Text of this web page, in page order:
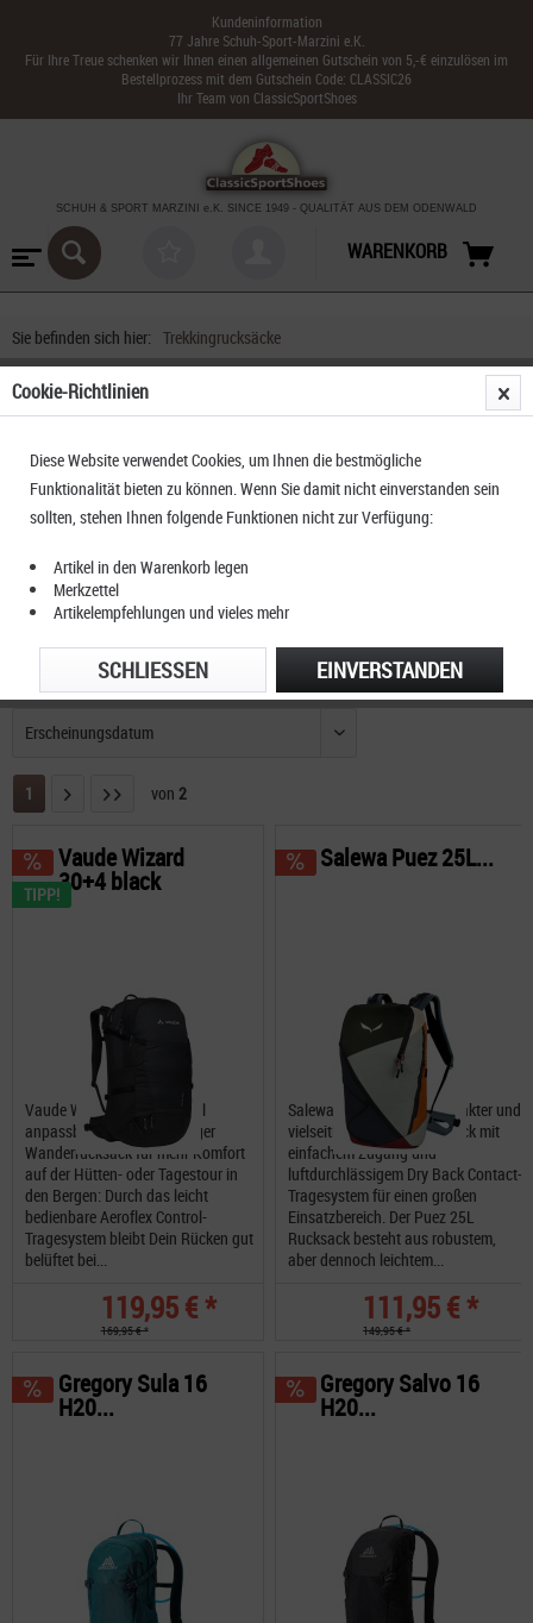
Kundeninformation
77 Jahre Schuh-Sport-Marzini e.K.
Für Ihre Treue schenken wir Ihnen einen allgemeinen Gutschein von 5,-€ einzulösen im
Bestellprozess mit dem Gutschein Code: CLASSIC26
Ihr Team von ClassicSportShoes
SCHUH & SPORT MARZINI e.K. SINCE 1949 - QUALITÄT AUS DEM ODENWALD
WARENKORB
Sie befinden sich hier: Trekkingrucksäcke
FILTERN
1 von 2
TIPP!
Vaude Wizard 30+4 Optimal
anpassbarer, sehr geräumiger
Wanderrucksack für mehr Komfort
auf der Hütten- oder Tagestour in
den Bergen: Durch das leicht
bedienbare Aeroflex Control-
Tragesystem bleibt Dein Rücken gut
belüftet bei...
119,95 € *
169,95 € *
Vaude Wizard
30+4 black
Salewa Puez 25L ein kompakter und
vielseitiger 25-Liter-Rucksack mit
einfachem Zugang und
luftdurchlässigem Dry Back Contact-
Tragesystem für einen großen
Einsatzbereich. Der Puez 25L
Rucksack besteht aus robustem,
aber dennoch leichtem...
111,95 € *
149,95 € *
Salewa Puez 25L...
Gregory Sula 16
H20...
Gregory Salvo 16
H20...
Cookie-Richtlinien
Diese Website verwendet Cookies, um Ihnen die bestmögliche
Funktionalität bieten zu können. Wenn Sie damit nicht einverstanden sein
sollten, stehen Ihnen folgende Funktionen nicht zur Verfügung:
Artikel in den Warenkorb legen
Merkzettel
Artikelempfehlungen und vieles mehr
EINVERSTANDEN
SCHLIESSEN